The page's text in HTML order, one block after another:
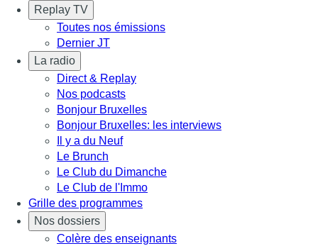
Replay TV
Toutes nos émissions
Dernier JT
La radio
Direct & Replay
Nos podcasts
Bonjour Bruxelles
Bonjour Bruxelles: les interviews
Il y a du Neuf
Le Brunch
Le Club du Dimanche
Le Club de l'Immo
Grille des programmes
Nos dossiers
Colère des enseignants